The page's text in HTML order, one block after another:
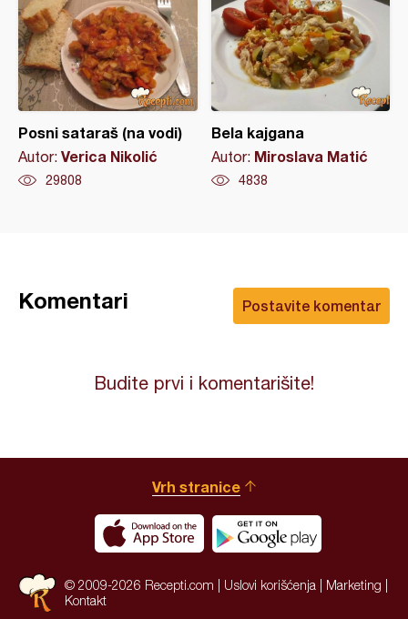
Posni sataraš (na vodi)
Autor: Verica Nikolić
29808
Bela kajgana
Autor: Miroslava Matić
4838
Postavite komentar
Komentari
Budite prvi i komentarišite!
Vrh stranice
© 2009-2026 Recepti.com | Uslovi korišćenja Marketing
Kontakt